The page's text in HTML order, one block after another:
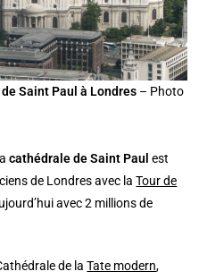
Saint Paul à Londres – Photo
cathédrale de Saint Paul est
de Londres avec laTour de
avec 2 millions de
de laTate modern,